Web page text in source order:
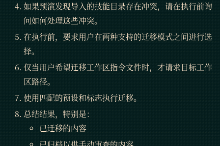
如果预演发现导入的技能目录存在冲突，请在执行前询
问如何处理这些冲突。
在执行前，要求用户在两种支持的迁移模式之间进行选
择。
仅当用户希望迁移工作区指令文件时，才请求目标工作
区路径。
使用匹配的预设和标志执行迁移。
总结结果，特别是：
已迁移的内容